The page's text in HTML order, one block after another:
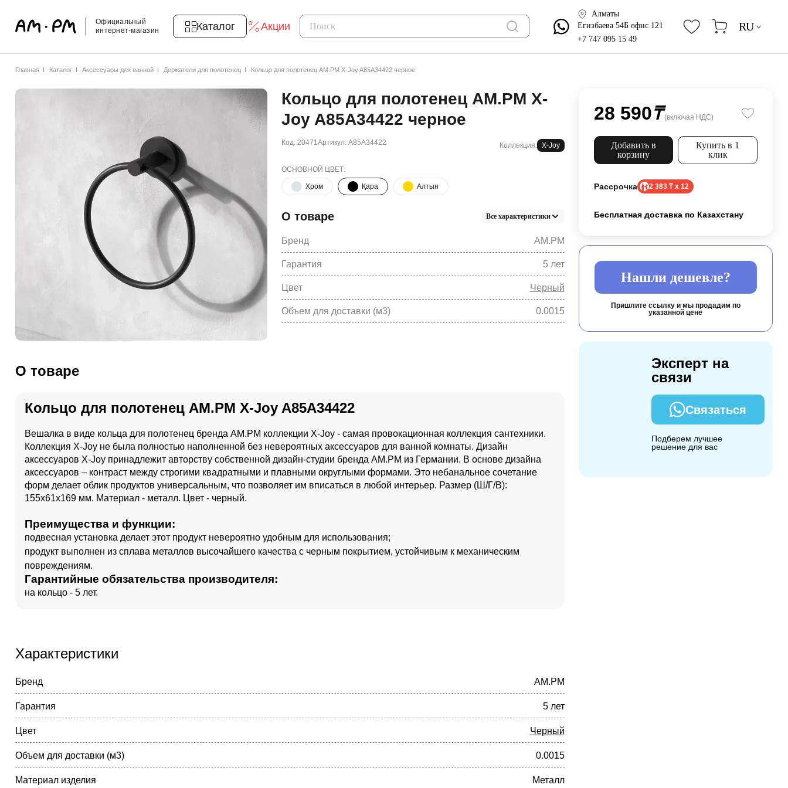
Официальный
интернет-магазин
Каталог Акции
Алматы
Егизбаева 54Б офис 121
+7 747 095 15 49
RU
Главная Каталог Аксессуары для ванной Держатели для полотенец Кольцо для полотенец AM.PM X-Joy A85A34422 черное
Кольцо для полотенец AM.PM X-
Joy A85A34422 черное
Код: 20471Артикул: A85A34422 Коллекция: X-Joy
ОСНОВНОЙ ЦВЕТ:
Хром Қара Алтын
О товаре Все характеристики
Бренд AM.PM
Гарантия 5 лет
Цвет Черный
Объем для доставки (м3) 0.0015
28 590₸ (включая НДС)
Добавить в
корзину
Купить в 1
клик
Рассрочка 2 383 ₸ x 12
Бесплатная доставка по Казахстану
Нашли дешевле?
Пришлите ссылку и мы продадим по
указанной цене
Эксперт на
связи
Связаться
Подберем лучшее
решение для вас
О товаре
Кольцо для полотенец AM.PM X-Joy A85A34422
Вешалка в виде кольца для полотенец бренда AM.PM коллекции X-Joy - самая провокационная коллекция сантехники.
Коллекция X-Joy не была полностью наполненной без невероятных аксессуаров для ванной комнаты. Дизайн
аксессуаров X-Joy принадлежит авторству собственной дизайн-студии бренда AM.PM из Германии. В основе дизайна
аксессуаров – контраст между строгими квадратными и плавными округлыми формами. Это небанальное сочетание
форм делает облик продуктов универсальным, что позволяет им вписаться в любой интерьер. Размер (Ш/Г/В):
155x61x169 мм. Материал - металл. Цвет - черный.
Преимущества и функции:
подвесная установка делает этот продукт невероятно удобным для использования;
продукт выполнен из сплава металлов высочайшего качества с черным покрытием, устойчивым к механическим
повреждениям.
Гарантийные обязательства производителя:
на кольцо - 5 лет.
Характеристики
Бренд AM.PM
Гарантия 5 лет
Цвет Черный
Объем для доставки (м3) 0.0015
Материал изделия Металл